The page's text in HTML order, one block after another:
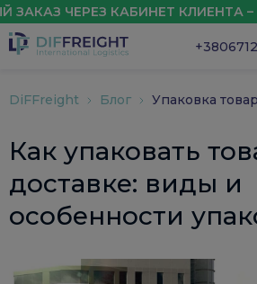
ЧЕРЕЗ КАБИНЕТ КЛИЕНТА – 10%
DiFFreight Блог Упаковка
Как упаковать
доставке: виды и
особенности